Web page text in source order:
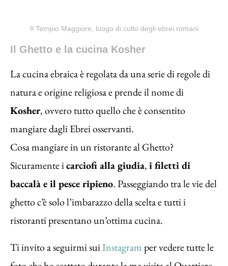
Il Tempio Maggiore, luogo di culto degli ebrei romani
Il Ghetto e la cucina Kosher
La cucina ebraica è regolata da una serie di regole di
natura e origine religiosa e prende il nome di
Kosher, ovvero tutto quello che è consentito
mangiare dagli Ebrei osservanti.
Cosa mangiare in un ristorante al Ghetto?
Sicuramente icarciofi alla giudia,i filetti di
baccalà e il pesce ripieno. Passeggiando tra le vie del
ghetto c’è solo l’imbarazzo della scelta e tutti i
ristoranti presentano un’ottima cucina.
Ti invito a seguirmi suiInstagramper vedere tutte le